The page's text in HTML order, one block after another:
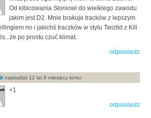
Od kibicowania Słoniowi do wielkiego zawodu
jakim jest D2. Mnie brakuje tracków z lepszym
no i jakichś traczków w stylu Twiztid z Kill
po prostu czuć klimat.
odpowiedz
napisal(a) 12 lat 9 miesięcy temu:
+1
odpowiedz